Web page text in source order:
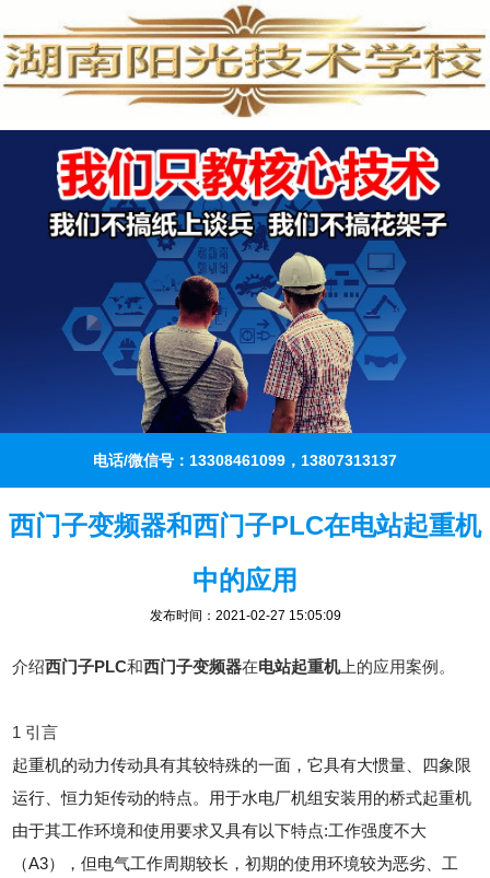
电话/微信号：13308461099，13807313137
西门子变频器和西门子PLC在电站起重机
中的应用
发布时间：2021-02-27 15:05:09
介绍西门子PLC和西门子变频器在电站起重机上的应用案例。
1 引言
起重机的动力传动具有其较特殊的一面，它具有大惯量、四象限
运行、恒力矩传动的特点。用于水电厂机组安装用的桥式起重机
由于其工作环境和使用要求又具有以下特点:工作强度不大
（A3），但电气工作周期较长，初期的使用环境较为恶劣、工